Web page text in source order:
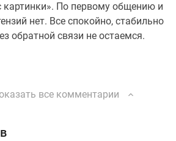
По первому общению и
нет. Все спокойно, стабильно
обратной связи не остаемся.
все комментарии